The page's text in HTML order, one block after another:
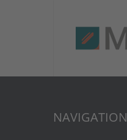
NAVIGATION